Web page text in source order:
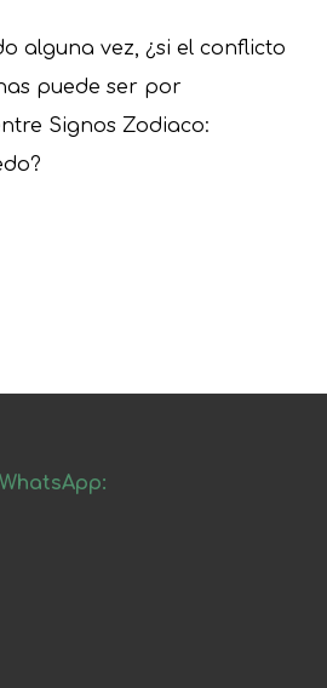
alguna vez, ¿si el conflicto
puede ser por
Signos Zodiaco: